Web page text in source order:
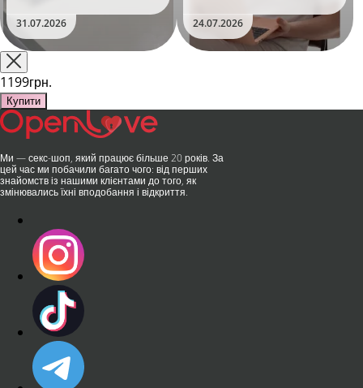
та вже встиг стати сенсацією
на міжнародній виставці API
Shanghai-2026!​LOVISS - це
поєднання унікальної естетики
та бездога..
31.07.2026
безшумні моторчики та
стильний дизайн перетворили
їх на гаджет, який багато хто
використовує, тестує у
24.07.2026
1199грн.
Купити
Ми — секс-шоп, який працює більше 20 років. За
цей час ми побачили багато чого: від перших
знайомств із нашими клієнтами до того, як
змінювались їхні вподобання і відкриття.